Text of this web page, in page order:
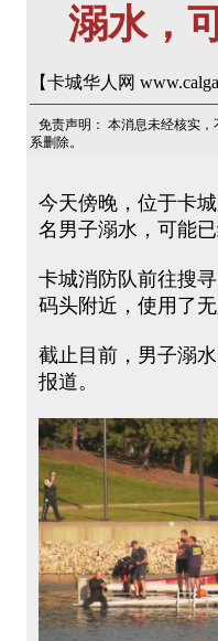
溺水，
【卡城华人网
免责声明： 本消息未经核实
系删除。
今天傍晚，位于卡
名男子溺水，可能已
卡城消防队前往搜
码头附近，使用了无
截止目前，男子溺
报道。